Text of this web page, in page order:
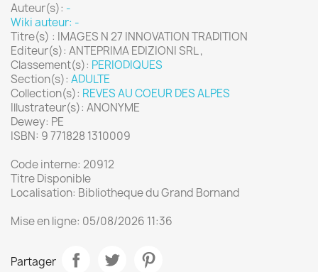
Auteur(s): -
Wiki auteur: -
Titre(s) : IMAGES N 27 INNOVATION TRADITION
Editeur(s): ANTEPRIMA EDIZIONI SRL ,
Classement(s): PERIODIQUES
Section(s): ADULTE
Collection(s): REVES AU COEUR DES ALPES
Illustrateur(s): ANONYME
Dewey: PE
ISBN: 9 771828 1310009
Code interne: 20912
Titre Disponible
Localisation: Bibliotheque du Grand Bornand
Mise en ligne: 05/08/2026 11:36
Partager